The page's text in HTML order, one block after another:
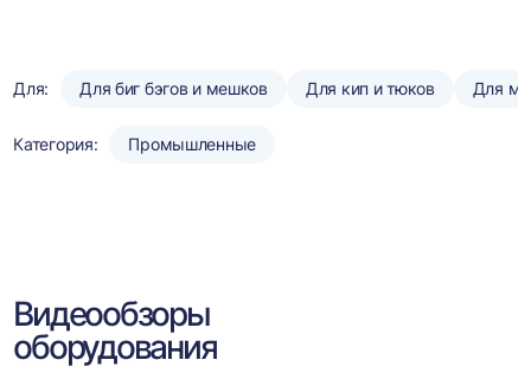
Для: Для биг бэгов и мешков Для кип и тюков Для
Категория: Промышленные
Видеообзоры
оборудования